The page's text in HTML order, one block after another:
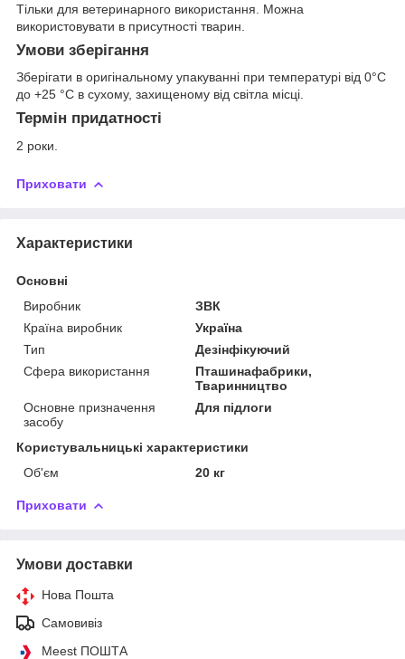
Тільки для ветеринарного використання. Можна
використовувати в присутності тварин.
Умови зберігання
Зберігати в оригінальному упакуванні при температурі від 0°C
до +25 °C в сухому, захищеному від світла місці.
Термін придатності
2 роки.
Приховати
Характеристики
Основні
Виробник
ЗВК
Країна виробник
Україна
Тип
Дезінфікуючий
Сфера використання
Пташинафабрики,
Тваринництво
Основне призначення
засобу
Для підлоги
Користувальницькі характеристики
Об'єм
20 кг
Приховати
Умови доставки
Нова Пошта
Самовивіз
Meest ПОШТА